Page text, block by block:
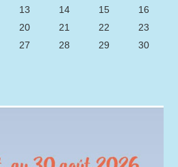
13 14 15
16
20 21 22
23
27 28 29
30